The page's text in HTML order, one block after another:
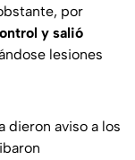
por
y salió
lesiones
dieron aviso a los